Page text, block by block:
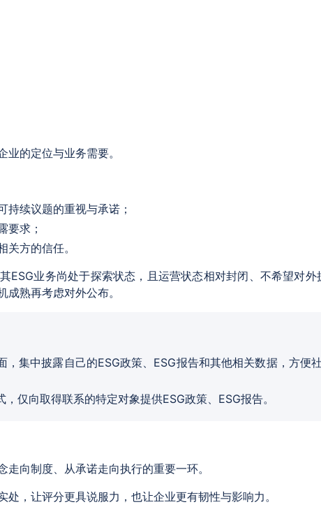
的定位与业务需要。
持续议题的重视与承诺；
要求；
方的信任。
ESG业务尚处于探索状态，且运营状态相对封闭、不希望对外
熟再考虑对外公布。
，集中披露自己的ESG政策、ESG报告和其他相关数据，方便
仅向取得联系的特定对象提供ESG政策、ESG报告。
向制度、从承诺走向执行的重要一环。
，让评分更具说服力，也让企业更有韧性与影响力。